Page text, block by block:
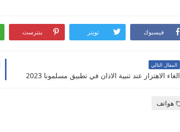
فيسبوك تويتر بنترست
المقال التالي
الغاء الاهتزاز عند تنبية الاذان في تطبيق مسلمونا 2023
هواتف